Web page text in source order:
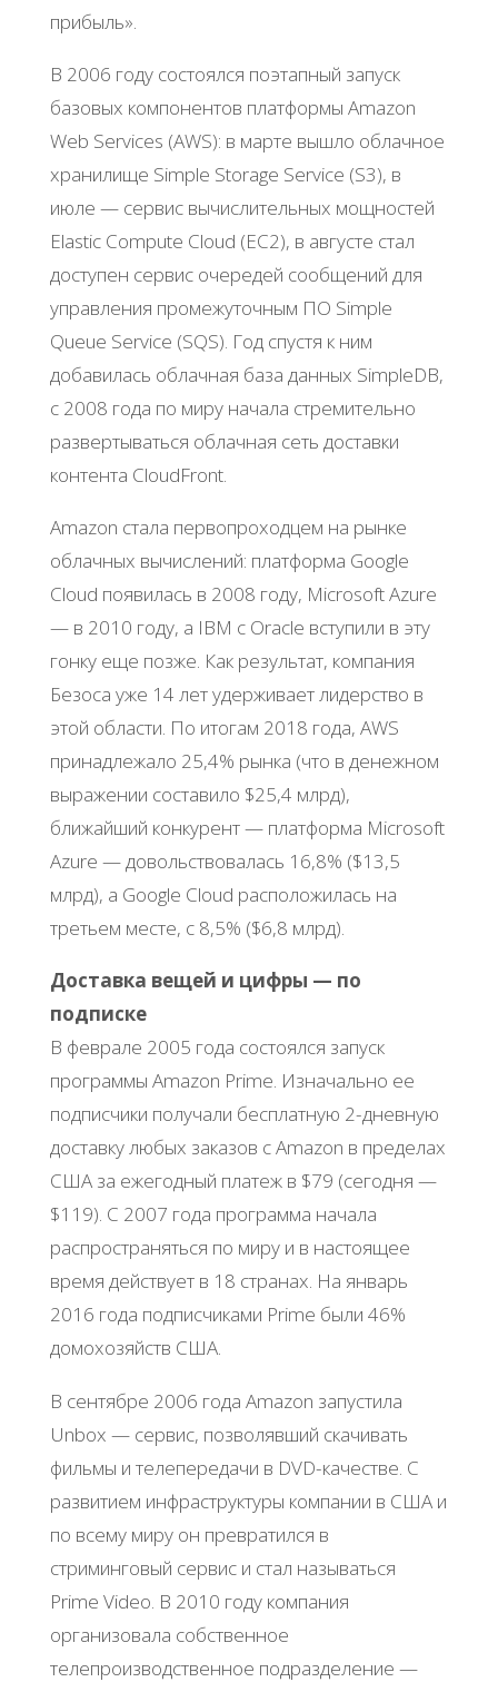
прибыль».
В 2006 году состоялся поэтапный запуск
базовых компонентов платформы Amazon
Web Services (AWS): в марте вышло облачное
хранилище Simple Storage Service (S3), в
июле — сервис вычислительных мощностей
Elastic Compute Cloud (EC2), в августе стал
доступен сервис очередей сообщений для
управления промежуточным ПО Simple
Queue Service (SQS). Год спустя к ним
добавилась облачная база данных SimpleDB,
с 2008 года по миру начала стремительно
развертываться облачная сеть доставки
контента CloudFront.
Amazon стала первопроходцем на рынке
облачных вычислений: платформа Google
Cloud появилась в 2008 году, Microsoft Azure
— в 2010 году, а IBM с Oracle вступили в эту
гонку еще позже. Как результат, компания
Безоса уже 14 лет удерживает лидерство в
этой области. По итогам 2018 года, AWS
принадлежало 25,4% рынка (что в денежном
выражении составило $25,4 млрд),
ближайший конкурент — платформа Microsoft
Azure — довольствовалась 16,8% ($13,5
млрд), а Google Cloud расположилась на
третьем месте, с 8,5% ($6,8 млрд).
Доставка вещей и цифры — по
подписке
В феврале 2005 года состоялся запуск
программы Amazon Prime. Изначально ее
подписчики получали бесплатную 2-дневную
доставку любых заказов с Amazon в пределах
США за ежегодный платеж в $79 (сегодня —
$119). С 2007 года программа начала
распространяться по миру и в настоящее
время действует в 18 странах. На январь
2016 года подписчиками Prime были 46%
домохозяйств США.
В сентябре 2006 года Amazon запустила
Unbox — сервис, позволявший скачивать
фильмы и телепередачи в DVD-качестве. С
развитием инфраструктуры компании в США и
по всему миру он превратился в
стриминговый сервис и стал называться
Prime Video. В 2010 году компания
организовала собственное
телепроизводственное подразделение —